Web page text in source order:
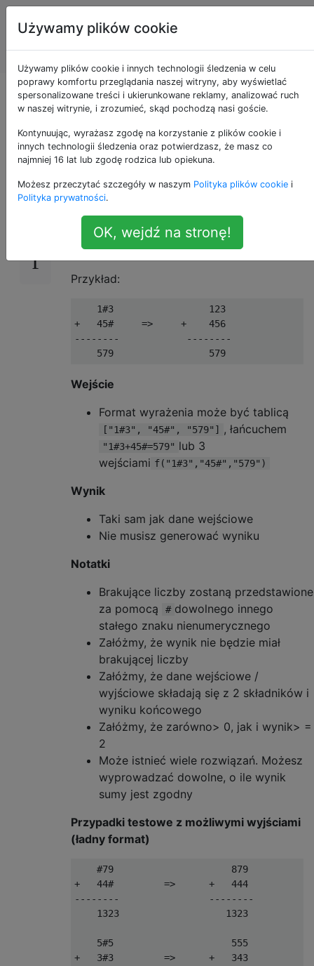
Programowanie
puzzli i Code
Golf
Brakujące liczby w
sumie arytmetycznej
14
Wyzwanie
Podając poprawną sumę arytmetyczną z
pewnymi brakującymi liczbami, wypisz pełne
wyrażenie.
Przykład:
    1#3                 123
+   45#     =>     +    456
--------            --------
Wejście
Format wyrażenia może być tablicą
["1#3", "45#", "579"] , łańcuchem
"1#3+45#=579" lub 3
wejściami f("1#3","45#","579")
Wynik
Taki sam jak dane wejściowe
Nie musisz generować wyniku
Notatki
Brakujące liczby zostaną przedstawione
za pomocą
# dowolnego innego
stałego znaku nienumerycznego
Załóżmy, że wynik nie będzie miał
brakującej liczby
Załóżmy, że dane wejściowe /
wyjściowe składają się z 2 składników i
wyniku końcowego
Załóżmy, że zarówno> 0, jak i wynik> =
2
Może istnieć wiele rozwiązań. Możesz
wyprowadzać dowolne, o ile wynik
sumy jest zgodny
Przypadki testowe z możliwymi wyjściami
(ładny format)
    #79                     879
+   44#         =>      +   444
--------                --------
    1323                   1323
    5#5                     555
+   3#3         =>      +   343
Używamy plików cookie
Używamy plików cookie i innych technologii śledzenia w celu
poprawy komfortu przeglądania naszej witryny, aby wyświetlać
spersonalizowane treści i ukierunkowane reklamy, analizować ruch
w naszej witrynie, i zrozumieć, skąd pochodzą nasi goście.
Kontynuując, wyrażasz zgodę na korzystanie z plików cookie i
innych technologii śledzenia oraz potwierdzasz, że masz co
najmniej 16 lat lub zgodę rodzica lub opiekuna.
Możesz przeczytać szczegóły w naszym Polityka plików cookie i
Polityka prywatności.
OK, wejdź na stronę!